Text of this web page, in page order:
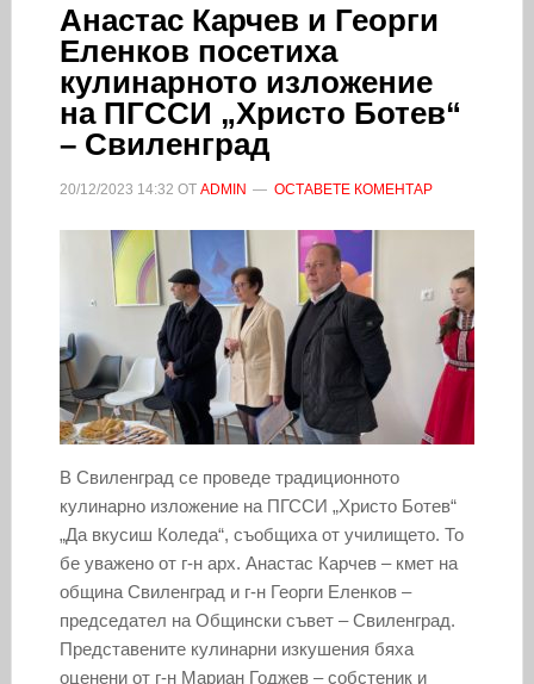
Анастас Карчев и Георги
Еленков посетиха
кулинарното изложение
на ПГССИ „Христо Ботев“
– Свиленград
20/12/2023 14:32 ОТ ADMIN ОСТАВЕТЕ КОМЕНТАР
В Свиленград се проведе традиционното
кулинарно изложение на ПГССИ „Христо Ботев“
„Да вкусиш Коледа“, съобщиха от училището. То
бе уважено от г-н арх. Анастас Карчев – кмет на
община Свиленград и г-н Георги Еленков –
председател на Общински съвет – Свиленград.
Представените кулинарни изкушения бяха
оценени от г-н Мариан Годжев – собстеник и